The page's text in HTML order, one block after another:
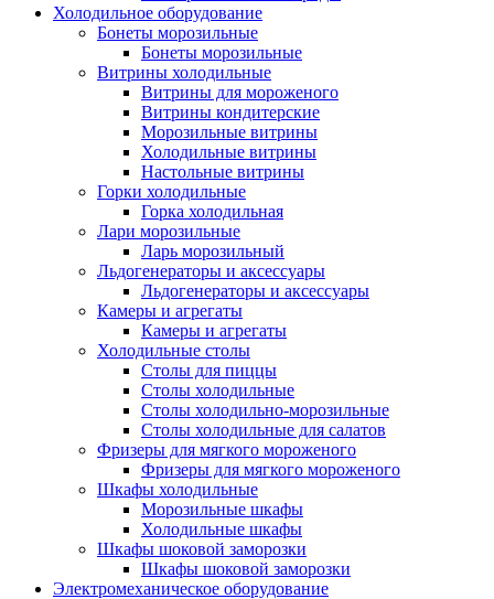
Холодильное оборудование
Бонеты морозильные
Бонеты морозильные
Витрины холодильные
Витрины для мороженого
Витрины кондитерские
Морозильные витрины
Холодильные витрины
Настольные витрины
Горки холодильные
Горка холодильная
Лари морозильные
Ларь морозильный
Льдогенераторы и аксессуары
Льдогенераторы и аксессуары
Камеры и агрегаты
Камеры и агрегаты
Холодильные столы
Столы для пиццы
Столы холодильные
Столы холодильно-морозильные
Столы холодильные для салатов
Фризеры для мягкого мороженого
Фризеры для мягкого мороженого
Шкафы холодильные
Mорозильные шкафы
Холодильные шкафы
Шкафы шоковой заморозки
Шкафы шоковой заморозки
Электромеханическое оборудование